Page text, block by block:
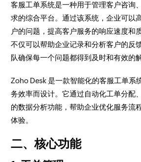
客服工单系统是一种用于管理客户咨询
求的综合平台。通过该系统，企业可以
户的问题，提高客户服务的响应速度和
不仅可以帮助企业记录和分析客户的反
队确保每一个问题都得到及时和有效的解
Zoho Desk 是一款智能化的客服工单系
务效率而设计。它通过自动化工单分配
的数据分析功能，帮助企业优化服务流
体验。
二、核心功能